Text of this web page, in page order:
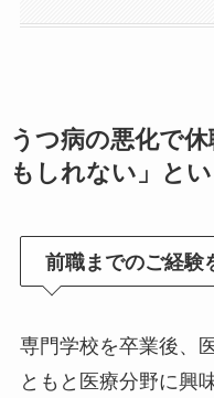
うつ病の悪化で
もしれない」と
前職までのご経験
専門学校を卒業後、
ともと医療分野に興